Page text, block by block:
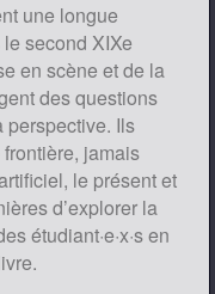
une longue
second XIXe
en scène et de la
des questions
perspective. Ils
frontière, jamais
le présent et
d’explorer la
étudiant·e·x·s en